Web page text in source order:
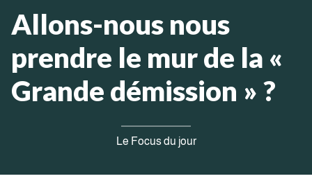
Allons-nous nous
prendre le mur de la «
Grande démission » ?
Le Focus du jour